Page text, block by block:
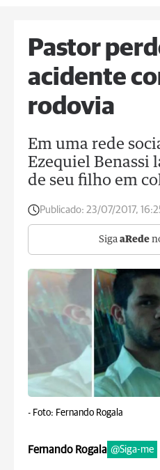
Pastor
acidente
rodovia
Em uma rede
Ezequiel Benassi
de seu filho em
Publicado: 23/07/2017,
Siga aRede
- Foto: Fernando Rogala
Fernando Rogala @Siga-me